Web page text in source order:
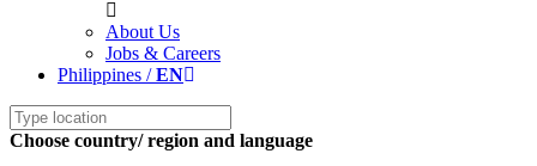
About Us
Jobs & Careers
Philippines /EN
Choose country/ region and language